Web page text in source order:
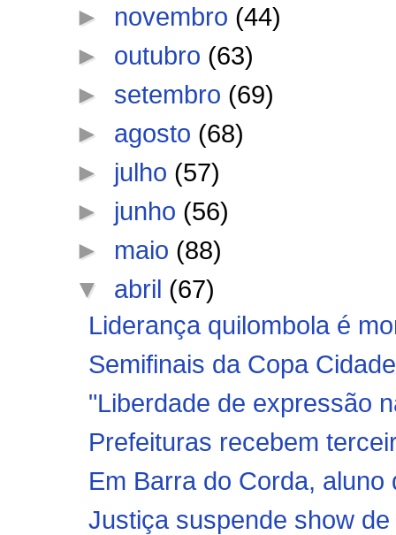
► novembro (44)
► outubro (63)
► setembro (69)
► agosto (68)
► julho (57)
► junho (56)
► maio (88)
▼ abril (67)
Liderança quilombola é
Semifinais da Copa
"Liberdade de expressão
Prefeituras recebem
Em Barra do Corda,
Justiça suspende show